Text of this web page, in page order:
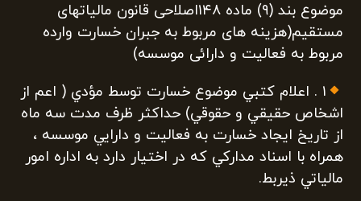
موضوع بند (۹) ماده ۱۴۸اصلاحی قانون مالياتهای
مستقیم(هزینه های مربوط به جبران خسارت وارده
مربوط به فعالیت و دارائی موسسه)
۱ . اعلام کتبي موضوع خسارت توسط مؤدي ( اعم از
اشخاص حقيقي و حقوقي) حداکثر ظرف مدت سه ماه
از تاريخ ايجاد خسارت به فعاليت و دارايي موسسه ،
همراه با اسناد مدارکي که در اختيار دارد به اداره امور
مالياتي ذيربط.